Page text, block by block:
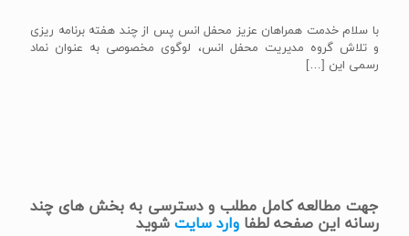
با سلام خدمت همراهان عزیز محفل انس پس از چند هفته برنامه ریزی
و تلاش گروه مدیریت محفل انس، لوگوی مخصوصی به عنوان نماد
رسمی این […]
جهت مطالعه کامل مطلب و دسترسی به بخش های چند
رسانه این صفحه لطفا وارد سایت شوید